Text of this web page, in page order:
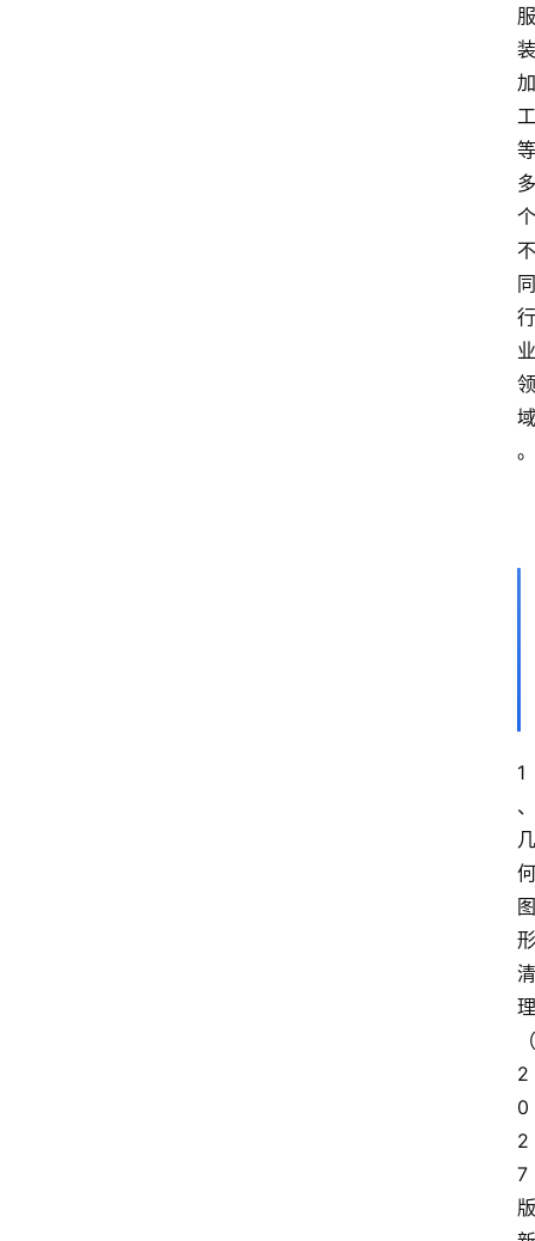
服
装
加
工
等
多
个
不
同
行
业
领
域
。
1
、
几
何
图
形
清
理
（
2
0
2
7
版